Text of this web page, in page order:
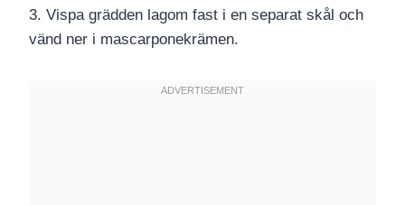
3. Vispa grädden lagom fast i en separat skål och
vänd ner i mascarponekrämen.